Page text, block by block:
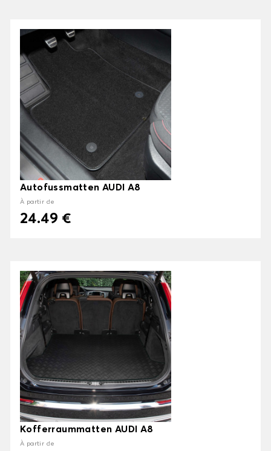
Autofussmatten AUDI A8
À partir de
24.49 €
Kofferraummatten AUDI A8
À partir de